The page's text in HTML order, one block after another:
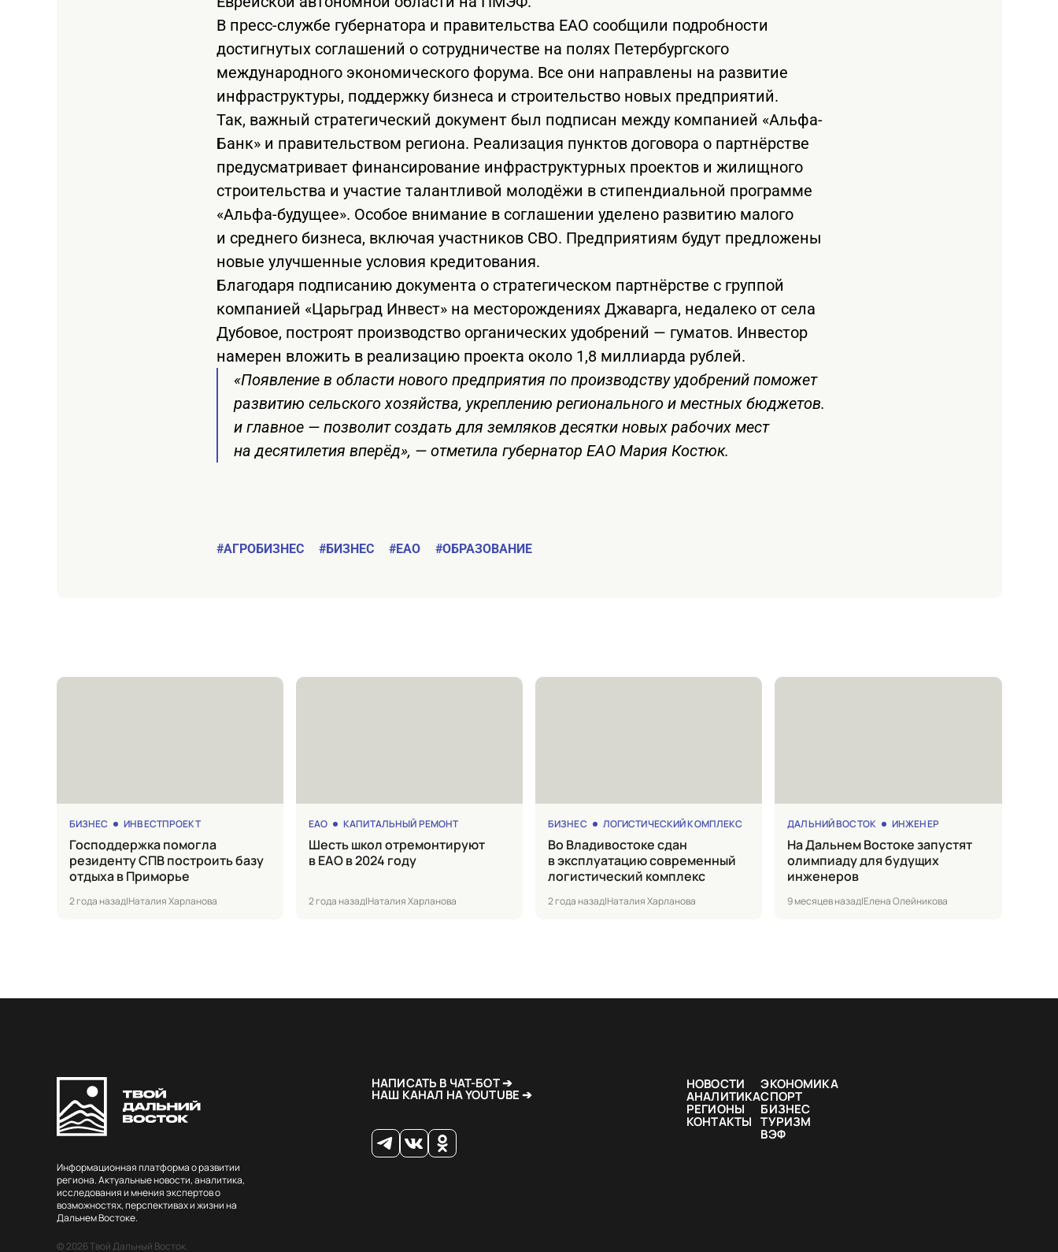
В пресс-службе губернатора и правительства ЕАО сообщили подробности
достигнутых соглашений о сотрудничестве на полях Петербургского
международного экономического форума. Все они направлены на развитие
инфраструктуры, поддержку бизнеса и строительство новых предприятий.
Так, важный стратегический документ был подписан между компанией «Альфа-
Банк» и правительством региона. Реализация пунктов договора о партнёрстве
предусматривает финансирование инфраструктурных проектов и жилищного
строительства и участие талантливой молодёжи в стипендиальной программе
«Альфа-будущее». Особое внимание в соглашении уделено развитию малого
и среднего бизнеса, включая участников СВО. Предприятиям будут предложены
новые улучшенные условия кредитования.
Благодаря подписанию документа о стратегическом партнёрстве с группой
компанией «Царьград Инвест» на месторождениях Джаварга, недалеко от села
Дубовое, построят производство органических удобрений — гуматов. Инвестор
намерен вложить в реализацию проекта около 1,8 миллиарда рублей.
«Появление в области нового предприятия по производству удобрений поможет
развитию сельского хозяйства, укреплению регионального и местных бюджетов.
и главное — позволит создать для земляков десятки новых рабочих мест
на десятилетия вперёд», — отметила губернатор ЕАО Мария Костюк.
#АГРОБИЗНЕС #БИЗНЕС #ЕАО #ОБРАЗОВАНИЕ
БИЗНЕС ИНВЕСТПРОЕКТ
Господдержка помогла
резиденту СПВ построить базу
отдыха в Приморье
2 года назад|Наталия Харланова
ЕАО КАПИТАЛЬНЫЙ РЕМОНТ
Шесть школ отремонтируют
в ЕАО в 2024 году
2 года назад|Наталия Харланова
БИЗНЕС ЛОГИСТИЧЕСКИЙ КОМПЛЕКС
Во Владивостоке сдан
в эксплуатацию современный
логистический комплекс
2 года назад|Наталия Харланова
ДАЛЬНИЙ ВОСТОК ИНЖЕНЕР
на Дальнем Востоке запустят
олимпиаду для будущих
инженеров
9 месяцев назад|Елена Олейникова
Информационная платформа о развитии
региона. Актуальные новости, аналитика,
исследования и мнения экспертов о
возможностях, перспективах и жизни на
Дальнем Востоке.
НАПИСАТЬ В ЧАТ-БОТ ➔
НАШ КАНАЛ НА YOUTUBE ➔
НОВОСТИ
АНАЛИТИКА
РЕГИОНЫ
КОНТАКТЫ
ЭКОНОМИКА
СПОРТ
БИЗНЕС
ТУРИЗМ
ВЭФ
© 2026 Твой Дальный Восток.